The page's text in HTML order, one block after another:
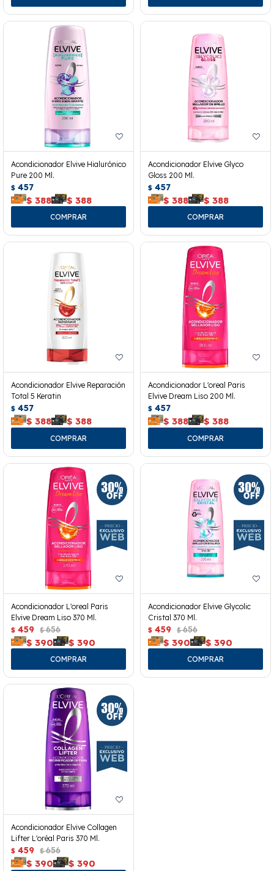
Acondicionador Elvive Hialurónico
Pure 200 Ml.
$ 457
$ 388 $ 388
Acondicionador Elvive Glyco
Gloss 200 Ml.
$ 457
$ 388 $ 388
Acondicionador Elvive Reparación
Total 5 Keratin
$ 457
$ 388 $ 388
Acondicionador L'oreal Paris
Elvive Dream Liso 200 Ml.
$ 457
$ 388 $ 388
Acondicionador L'oreal Paris
Elvive Dream Liso 370 Ml.
$ 459 $ 656
$ 390 $ 390
Acondicionador Elvive Glycolic
Cristal 370 Ml.
$ 459 $ 656
$ 390 $ 390
Acondicionador Elvive Collagen
Lifter L'oréal Paris 370 Ml.
$ 459 $ 656
$ 390 $ 390